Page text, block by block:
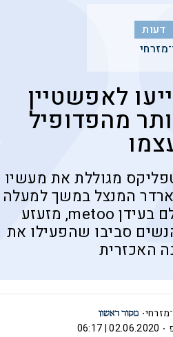
דעות
לאפשטיין
מהפדופיל
מגוללת את מעשיו
המנצל במשך למעלה
משני עשורים. אולם בעידן metoo, מזעזע
סביבו שהפעילו את
האכזרית
02.06.2020 | 06:17